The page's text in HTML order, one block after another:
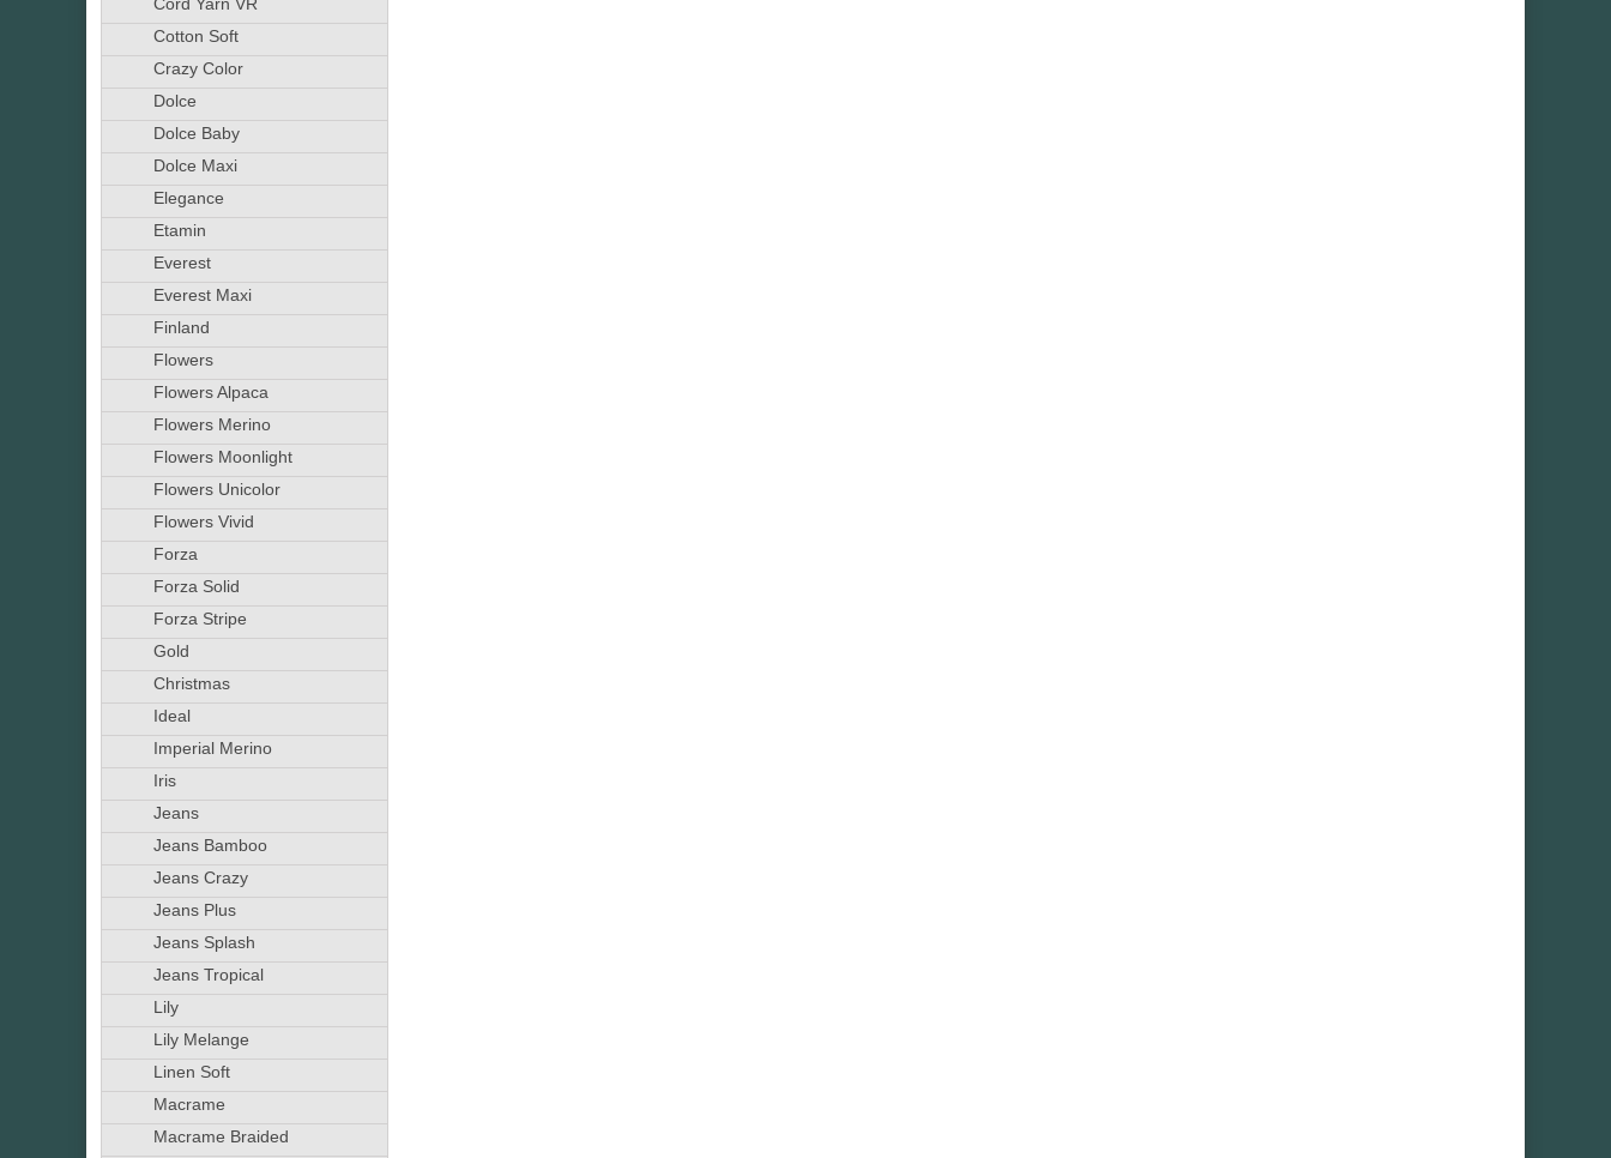
Cord Yarn VR
Cotton Soft
Crazy Color
Dolce
Dolce Baby
Dolce Maxi
Elegance
Etamin
Everest
Everest Maxi
Finland
Flowers
Flowers Alpaca
Flowers Merino
Flowers Moonlight
Flowers Unicolor
Flowers Vivid
Forza
Forza Solid
Forza Stripe
Gold
Christmas
Ideal
Imperial Merino
Iris
Jeans
Jeans Bamboo
Jeans Crazy
Jeans Plus
Jeans Splash
Jeans Tropical
Lily
Lily Melange
Linen Soft
Macrame
Macrame Braided